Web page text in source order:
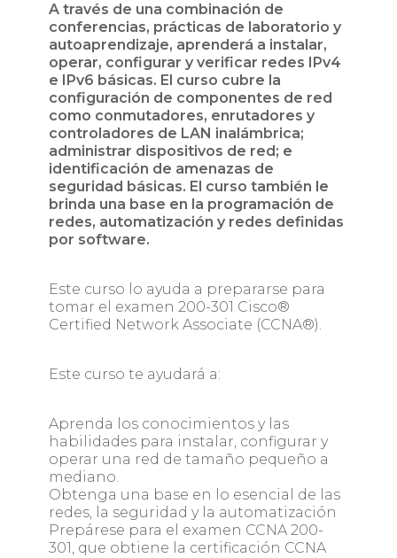
A través de una combinación de
conferencias, prácticas de laboratorio y
autoaprendizaje, aprenderá a instalar,
operar, configurar y verificar redes IPv4
e IPv6 básicas. El curso cubre la
configuración de componentes de red
como conmutadores, enrutadores y
controladores de LAN inalámbrica;
administrar dispositivos de red; e
identificación de amenazas de
seguridad básicas. El curso también le
brinda una base en la programación de
redes, automatización y redes definidas
por software.
Este curso lo ayuda a prepararse para
tomar el examen 200-301 Cisco®
Certified Network Associate (CCNA®).
Este curso te ayudará a:
Aprenda los conocimientos y las
habilidades para instalar, configurar y
operar una red de tamaño pequeño a
mediano.
Obtenga una base en lo esencial de las
redes, la seguridad y la automatización
Prepárese para el examen CCNA 200-
301, que obtiene la certificación CCNA